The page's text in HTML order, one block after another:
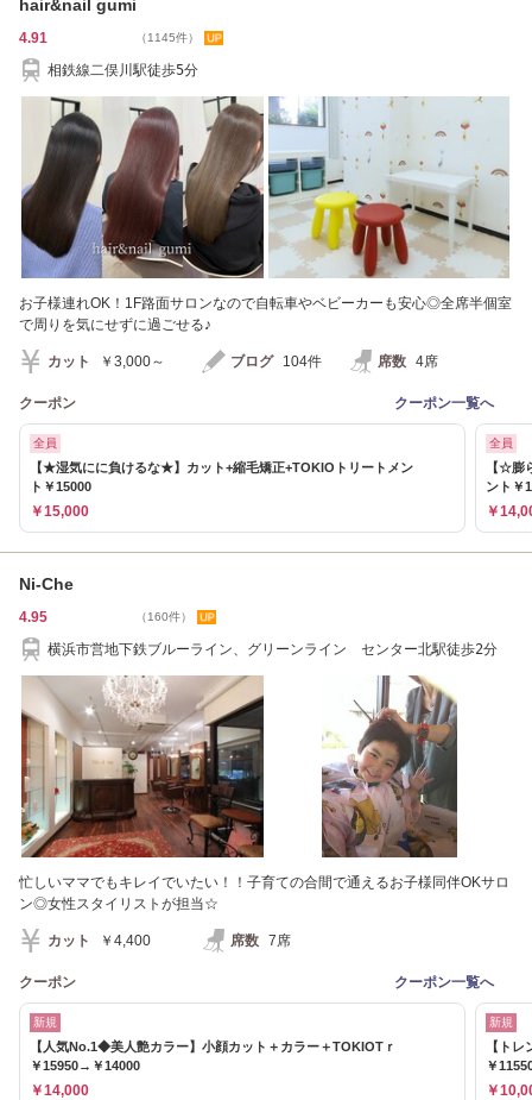
hair&nail gumi
4.91 （1145件）
相鉄線二俣川駅徒歩5分
お子様連れOK！1F路面サロンなので自転車やベビーカーも安心◎全席半個室
で周りを気にせずに過ごせる♪
カット ￥3,000～ ブログ 104件 席数 4席
クーポン クーポン一覧へ
全員
【★湿気にに負けるな★】カット+縮毛矯正+TOKIOトリートメン
ト￥15000
￥15,000
全員
【☆膨
ント￥
￥
Ni-Che
4.95 （160件）
横浜市営地下鉄ブルーライン、グリーンライン センター北駅徒歩2分
忙しいママでもキレイでいたい！！子育ての合間で通えるお子様同伴OKサロ
ン◎女性スタイリストが担当☆
カット ￥4,400 席数 7席
クーポン クーポン一覧へ
新規
【人気No.1◆美人艶カラー】小顔カット＋カラー＋TOKIOTｒ
￥15950→￥14000
￥14,000
新規
【ト
￥
￥